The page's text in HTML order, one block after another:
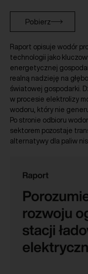
Pobierz
Raport opisuje wodór
technologii jako
energetycznej
realną nadzieję na
światowej gospodarki.
w procesie elektrolizy
wodoru, który nie
Po stronie odbioru
sektorem pozostaje
alternatywy dla paliw